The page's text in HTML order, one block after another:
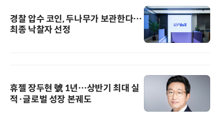
경찰 압수 코인, 두나무가 보관한다…
최종 낙찰자 선정
휴젤 장두현 號 1년…상반기 최대 실
적·글로벌 성장 본궤도